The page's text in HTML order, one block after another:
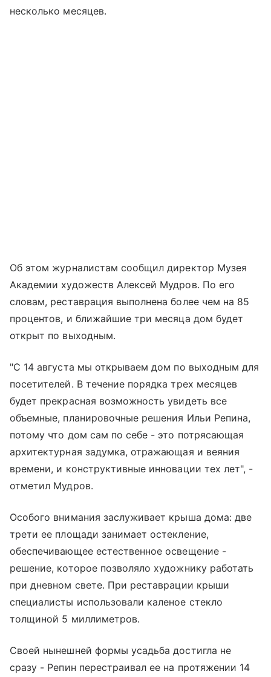
несколько месяцев.
Об этом журналистам сообщил директор Музея
Академии художеств Алексей Мудров. По его
словам, реставрация выполнена более чем на 85
процентов, и ближайшие три месяца дом будет
открыт по выходным.
"С 14 августа мы открываем дом по выходным для
посетителей. В течение порядка трех месяцев
будет прекрасная возможность увидеть все
объемные, планировочные решения Ильи Репина,
потому что дом сам по себе - это потрясающая
архитектурная задумка, отражающая и веяния
времени, и конструктивные инновации тех лет", -
отметил Мудров.
Особого внимания заслуживает крыша дома: две
трети ее площади занимает остекление,
обеспечивающее естественное освещение -
решение, которое позволяло художнику работать
при дневном свете. При реставрации крыши
специалисты использовали каленое стекло
толщиной 5 миллиметров.
Своей нынешней формы усадьба достигла не
сразу - Репин перестраивал ее на протяжении 14